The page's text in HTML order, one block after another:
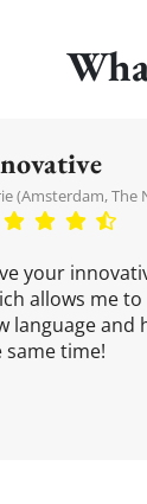
(Amsterdam, The
your
allows me to
language and
same time!